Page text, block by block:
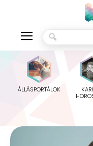
ÁLLÁSPORTÁLOK